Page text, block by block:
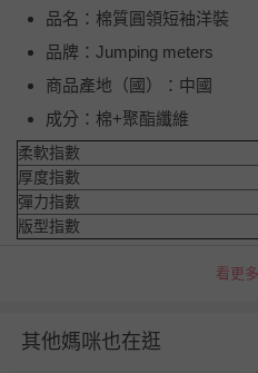
品名：棉質圓領短袖洋裝
品牌：Jumping meters
商品產地（國）：中國
成分：棉+聚酯纖維
柔軟指數
厚度指數
彈力指數
版型指數
4T
53
看更多
其他媽咪也在逛